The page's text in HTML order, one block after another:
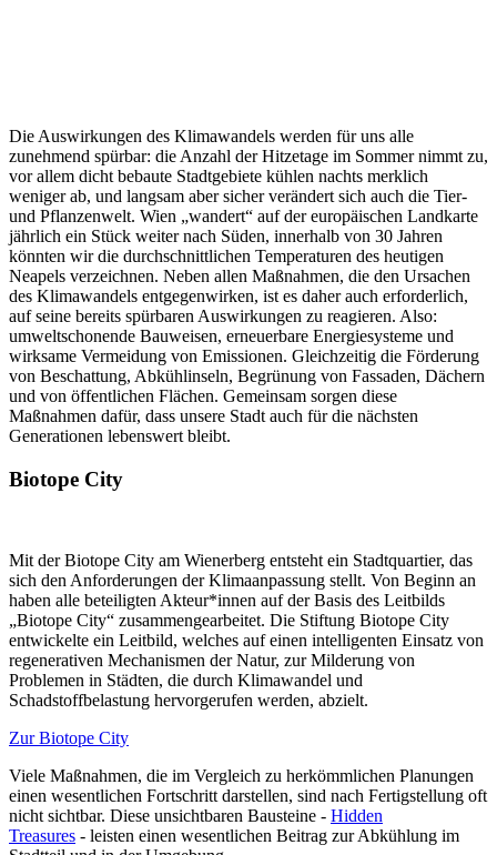
Die Auswirkungen des Klimawandels werden für uns alle
zunehmend spürbar: die Anzahl der Hitzetage im Sommer nimmt zu,
vor allem dicht bebaute Stadtgebiete kühlen nachts merklich
weniger ab, und langsam aber sicher verändert sich auch die Tier-
und Pflanzenwelt. Wien „wandert“ auf der europäischen Landkarte
jährlich ein Stück weiter nach Süden, innerhalb von 30 Jahren
könnten wir die durchschnittlichen Temperaturen des heutigen
Neapels verzeichnen. Neben allen Maßnahmen, die den Ursachen
des Klimawandels entgegenwirken, ist es daher auch erforderlich,
auf seine bereits spürbaren Auswirkungen zu reagieren. Also:
umweltschonende Bauweisen, erneuerbare Energiesysteme und
wirksame Vermeidung von Emissionen. Gleichzeitig die Förderung
von Beschattung, Abkühlinseln, Begrünung von Fassaden, Dächern
und von öffentlichen Flächen. Gemeinsam sorgen diese
Maßnahmen dafür, dass unsere Stadt auch für die nächsten
Generationen lebenswert bleibt.
Biotope City
Mit der Biotope City am Wienerberg entsteht ein Stadtquartier, das
sich den Anforderungen der Klimaanpassung stellt. Von Beginn an
haben alle beteiligten Akteur*innen auf der Basis des Leitbilds
„Biotope City“ zusammengearbeitet. Die Stiftung Biotope City
entwickelte ein Leitbild, welches auf einen intelligenten Einsatz von
regenerativen Mechanismen der Natur, zur Milderung von
Problemen in Städten, die durch Klimawandel und
Schadstoffbelastung hervorgerufen werden, abzielt.
Zur Biotope City
Viele Maßnahmen, die im Vergleich zu herkömmlichen Planungen
einen wesentlichen Fortschritt darstellen, sind nach Fertigstellung oft
nicht sichtbar. Diese unsichtbaren Bausteine - Hidden
Treasures - leisten einen wesentlichen Beitrag zur Abkühlung im